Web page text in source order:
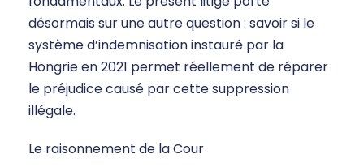
désormais sur une autre question : savoir si le
système d’indemnisation instauré par la
Hongrie en 2021 permet réellement de réparer
le préjudice causé par cette suppression
illégale.
Le raisonnement de la Cour